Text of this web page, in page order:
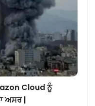
Cloud ਨੂੰ
ਅਸਰ |